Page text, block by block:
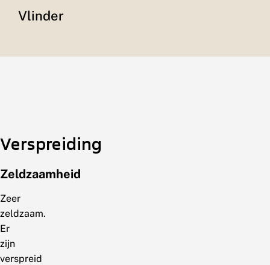
Vlinder
Verspreiding
Zeldzaamheid
Zeer
zeldzaam.
Er
zijn
verspreid